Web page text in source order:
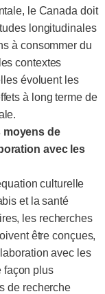
le Canada doit
longitudinales
à consommer du
contextes
évoluent les
à long terme de
moyens de
avec les
culturelle
et la santé
les recherches
être conçues,
avec les
façon plus
de recherche